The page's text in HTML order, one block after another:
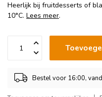
Heerlijk bij fruitdesserts of
10°C. Lees meer.
Bestel voor 16:00,